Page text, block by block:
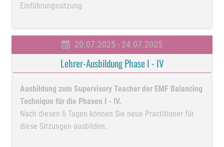
Einführungssitzung.
20.07.2025 - 24.07.2025
Lehrer-Ausbildung Phase I - IV
Ausbildung zum Supervisory Teacher der EMF Balancing
Technique für die Phasen I - IV.
Nach diesen 6 Tagen können Sie neue Practitioner für
diese Sitzungen ausbilden.